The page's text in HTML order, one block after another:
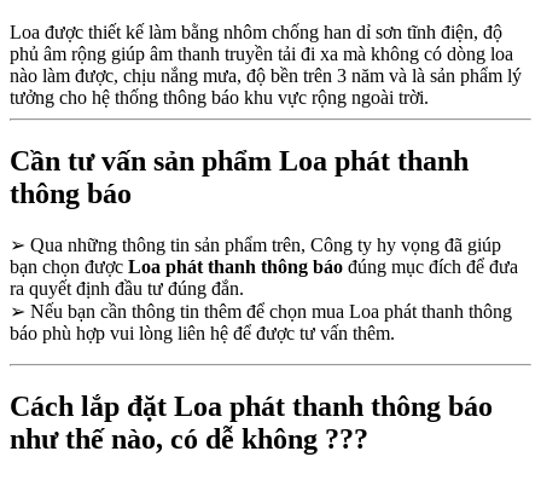
Loa được thiết kế làm bằng nhôm chống han dỉ sơn tĩnh điện, độ
phủ âm rộng giúp âm thanh truyền tải đi xa mà không có dòng loa
nào làm được, chịu nắng mưa, độ bền trên 3 năm và là sản phẩm lý
tưởng cho hệ thống thông báo khu vực rộng ngoài trời.
Cần tư vấn sản phẩm Loa phát thanh
thông báo
➢ Qua những thông tin sản phẩm trên, Công ty hy vọng đã giúp
bạn chọn được Loa phát thanh thông báo đúng mục đích để đưa
ra quyết định đầu tư đúng đắn.
➢ Nếu bạn cần thông tin thêm để chọn mua Loa phát thanh thông
báo phù hợp vui lòng liên hệ để được tư vấn thêm.
Cách lắp đặt Loa phát thanh thông báo
như thế nào, có dễ không ???